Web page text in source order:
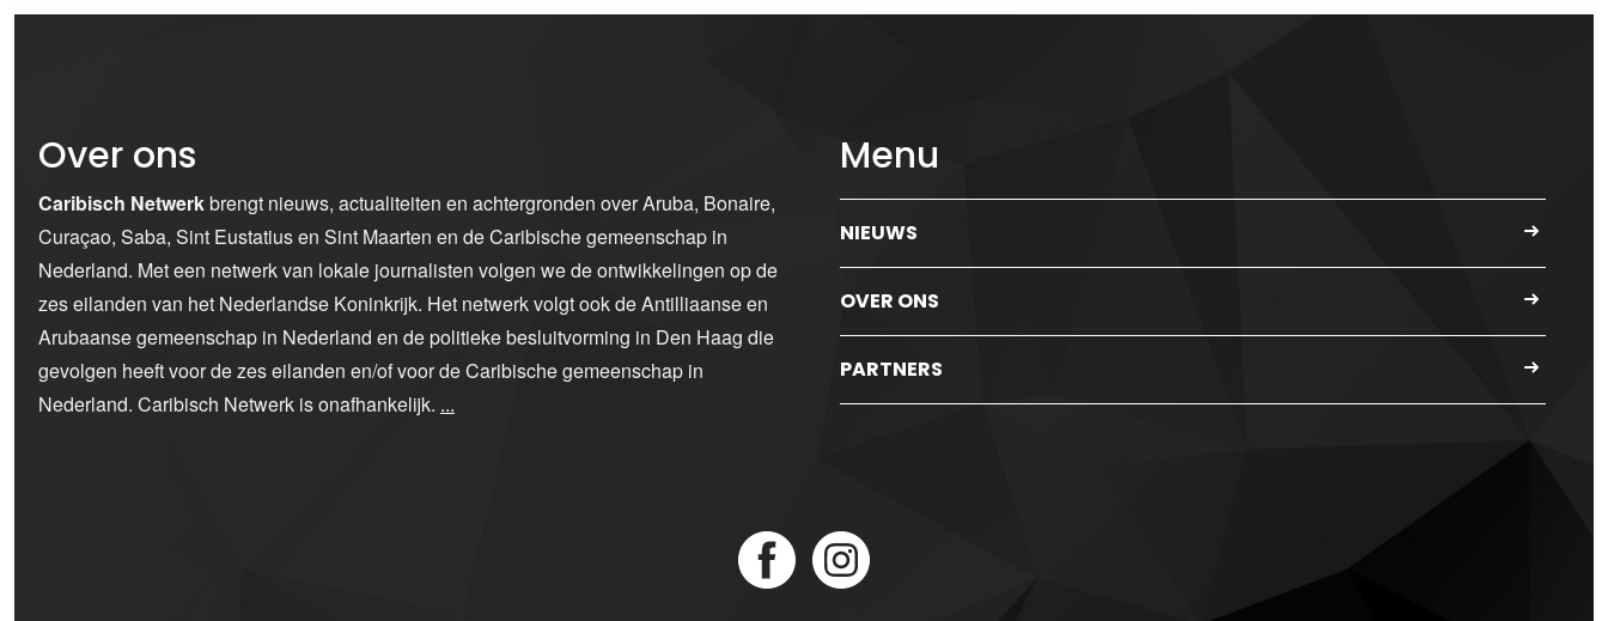
Over ons
Caribisch Netwerkbrengt nieuws, actualiteiten en achtergronden over Aruba, Bonaire,
Curaçao, Saba, Sint Eustatius en Sint Maarten en de Caribische gemeenschap in
Nederland. Met een netwerk van lokale journalisten volgen we de ontwikkelingen op de
zes eilanden van het Nederlandse Koninkrijk. Het netwerk volgt ook de Antilliaanse en
Arubaanse gemeenschap in Nederland en de politieke besluitvorming in Den Haag die
gevolgen heeft voor de zes eilanden en/of voor de Caribische gemeenschap in
Nederland. Caribisch Netwerk is onafhankelijk. ...
Menu
NIEUWS
OVER ONS
PARTNERS